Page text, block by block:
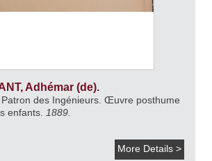
Adhémar (de).
Patron des Ingénieurs. Œuvre posthume
enfants.
1889.
More Details >